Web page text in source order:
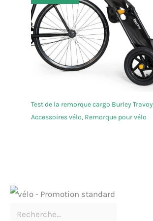
Test de la remorque cargo Burley Travoy
Accessoires vélo, Remorque pour vélo